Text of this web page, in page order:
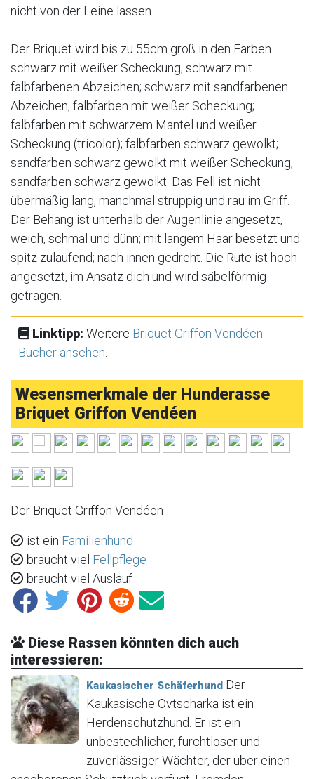
nicht von der Leine lassen.
Der Briquet wird bis zu 55cm groß in den Farben
schwarz mit weißer Scheckung; schwarz mit
falbfarbenen Abzeichen; schwarz mit sandfarbenen
Abzeichen; falbfarben mit weißer Scheckung;
falbfarben mit schwarzem Mantel und weißer
Scheckung (tricolor); falbfarben schwarz gewolkt;
sandfarben schwarz gewolkt mit weißer Scheckung;
sandfarben schwarz gewolkt. Das Fell ist nicht
übermäßig lang, manchmal struppig und rau im Griff.
Der Behang ist unterhalb der Augenlinie angesetzt,
weich, schmal und dünn; mit langem Haar besetzt und
spitz zulaufend; nach innen gedreht. Die Rute ist hoch
angesetzt, im Ansatz dich und wird säbelförmig
getragen.
Linktipp: Weitere Briquet Griffon Vendéen
Bücher ansehen
Wesensmerkmale der Hunderasse
Briquet Griffon Vendéen
Der Briquet Griffon Vendéen
ist ein Familienhund
braucht viel Fellpflege
braucht viel Auslauf
Diese Rassen könnten dich auch
interessieren:
Kaukasischer Schäferhund Der
Kaukasische Ovtscharka ist ein
Herdenschutzhund. Er ist ein
unbestechlicher, furchtloser und
zuverlässiger Wächter, der über einen